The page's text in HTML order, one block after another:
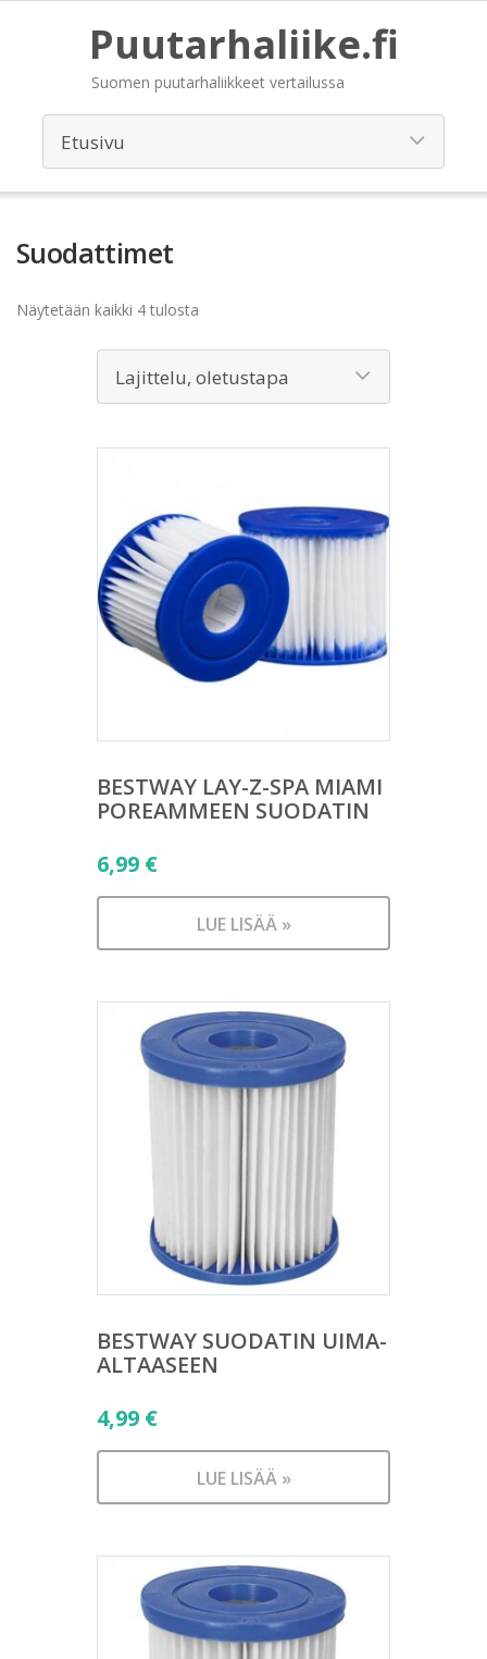
Puutarhaliike.fi
Suomen puutarhaliikkeet vertailussa
Suodattimet
Näytetään kaikki 4 tulosta
BESTWAY LAY-Z-SPA MIAMI
POREAMMEEN SUODATIN
6,99 €
LUE LISÄÄ »
BESTWAY SUODATIN UIMA-
ALTAASEEN
4,99 €
LUE LISÄÄ »